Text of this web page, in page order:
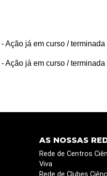
- Ação já em curso / terminada
- Ação já em curso / terminada
AS NOSSAS
Rede de Centros
Viva